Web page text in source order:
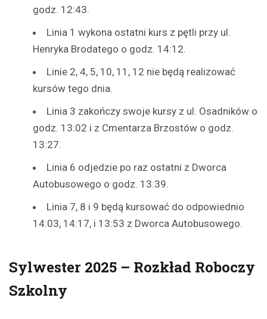
godz. 12:43.
Linia 1 wykona ostatni kurs z pętli przy ul.
Henryka Brodatego o godz. 14:12.
Linie 2, 4, 5, 10, 11, 12 nie będą realizować
kursów tego dnia.
Linia 3 zakończy swoje kursy z ul. Osadników o
godz. 13:02 i z Cmentarza Brzostów o godz.
13:27.
Linia 6 odjedzie po raz ostatni z Dworca
Autobusowego o godz. 13:39.
Linia 7, 8 i 9 będą kursować do odpowiednio
14:03, 14:17, i 13:53 z Dworca Autobusowego.
Sylwester 2025 – Rozkład Roboczy
Szkolny